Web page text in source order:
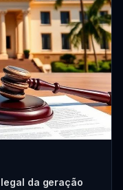
da geração